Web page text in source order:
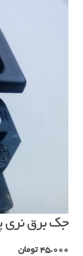
جک برق نری پاور ۱۰آمپر نصبی
45.000 تومان